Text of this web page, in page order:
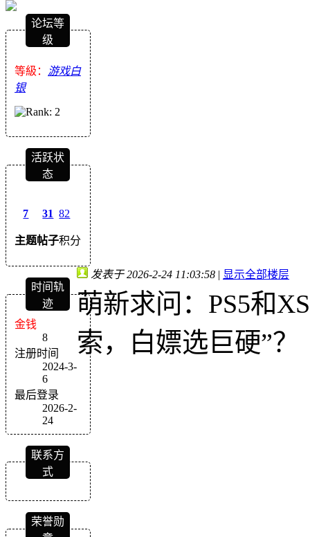
论坛等
级
等級： 游戏白
银
活跃状
态
7
主题
31
帖子
82
积分
时间轨
迹
金钱
8
注册时间
2024-3-
6
最后登录
2026-2-
24
联系方
式
荣誉勋
发表于 2026-2-24 11:03:58 | 显示全部楼层
萌新求问：PS5和
索，白嫖选巨硬”？